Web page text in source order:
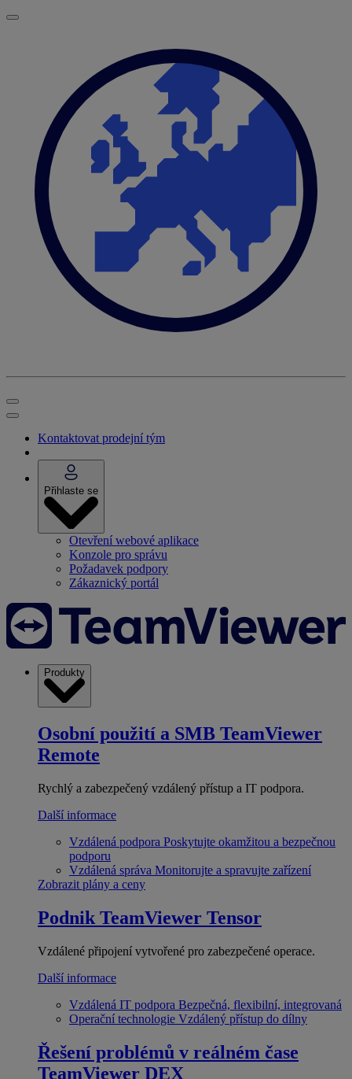
Kontaktovat prodejní tým
Přihlaste se
Otevření webové aplikace
Konzole pro správu
Požadavek podpory
Zákaznický portál
Produkty
Osobní použití a SMB TeamViewer
Remote
Rychlý a zabezpečený vzdálený přístup a IT podpora.
Další informace
Vzdálená podpora Poskytujte okamžitou a bezpečnou
podporu
Vzdálená správa Monitorujte a spravujte zařízení
Zobrazit plány a ceny
Podnik TeamViewer Tensor
Vzdálené připojení vytvořené pro zabezpečené operace.
Další informace
Vzdálená IT podpora Bezpečná, flexibilní, integrovaná
Operační technologie Vzdálený přístup do dílny
Řešení problémů v reálném čase
TeamViewer DEX